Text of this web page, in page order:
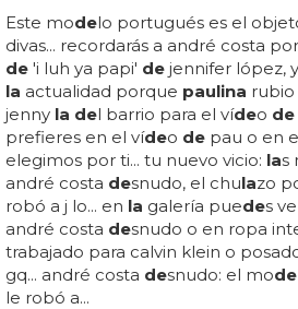
Este modelo portugués es el
divas... recordarás a andré costa
de 'i luh ya papi' de jennifer lópez,
la actualidad porque paulina rubio
jenny la del barrio para el vídeo de
prefieres en el vídeo de pau o en
elegimos por ti... tu nuevo vicio: las
andré costa desnudo, el chulazo
robó a j lo... en la galería puedes
andré costa desnudo o en ropa
trabajado para calvin klein o
gq... andré costa desnudo: el mode
le robó a...